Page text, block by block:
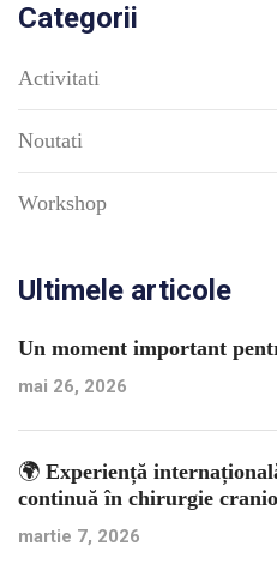
Categorii
Activitati
Noutati
Workshop
Ultimele articole
Un moment important
mai 26, 2026
🌍 Experiență
continuă în chirurgie
martie 7, 2026